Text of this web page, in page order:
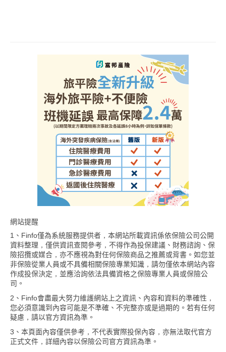
網站提醒
1、Finfo僅為系統服務提供者，本網站所載資訊係依保險公司公開
資料整理，僅供資訊查閱參考，不得作為投保建議、財務諮詢、保
險招攬或媒合，亦不應視為對任何保險商品之推薦或背書。如您並
非保險從業人員或不具備相關保險專業知識，請勿僅依本網站內容
作成投保決定，並應洽詢依法具備資格之保險專業人員或保險公
司。
2、Finfo會盡最大努力維護網站上之資訊、內容和資料的準確性，
您必須意識到內容可能是不準確、不完整亦或是過期的。若有任何
疑慮，請以官方資訊為準。
3、本頁面內容僅供參考，不代表實際投保內容，亦無法取代官方
正式文件，詳細內容以保險公司官方資訊為準。